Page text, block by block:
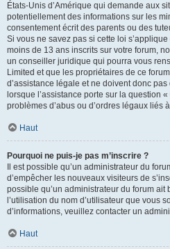
États-Unis d’Amérique qui demande aux
potentiellement des informations sur les
consentement écrit des parents ou des
Si vous ne savez pas si cette loi
moins de 13 ans inscrits sur votre forum,
un conseiller juridique qui pourra vous
Limited et que les propriétaires de ce
d’assistance légale et ne doivent donc
lorsque l’assistance porte sur la question
problèmes d’abus ou d’ordres légaux liés
Haut
Pourquoi ne puis-je pas m’inscrire ?
Il est possible qu’un administrateur du
d’empêcher les nouveaux visiteurs de
possible qu’un administrateur du forum
l’utilisation du nom d’utilisateur que vous
d’informations, veuillez contacter un
Haut